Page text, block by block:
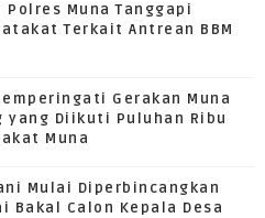
Polres Muna Tanggapi
Terkait Antrean BBM
Gerakan Muna
yang Diikuti Puluhan Ribu
Muna
Mulai Diperbincangkan
Bakal Calon Kepala Desa